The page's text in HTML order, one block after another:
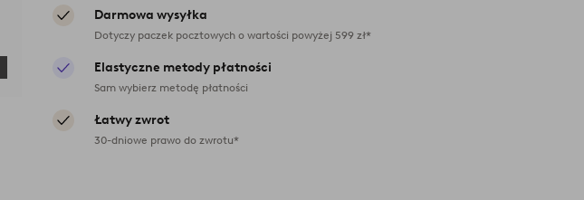
Darmowa wysyłka
Dotyczy paczek pocztowych o wartości powyżej 599 zł*
Elastyczne metody płatności
Sam wybierz metodę płatności
Łatwy zwrot
30-dniowe prawo do zwrotu*